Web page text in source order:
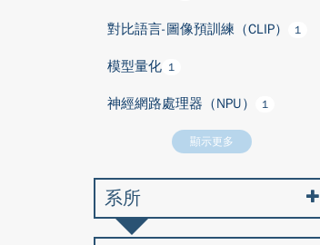
對比語言-圖像預訓練（CLIP） 1
模型量化 1
神經網路處理器（NPU） 1
顯示更多
系所